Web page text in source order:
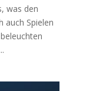
was den
auch Spielen